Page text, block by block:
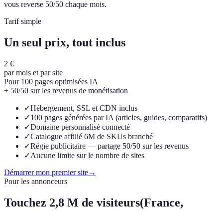
vous reverse 50/50 chaque mois.
Tarif simple
Un seul prix, tout inclus
2 €
par mois et par site
Pour 100 pages optimisées IA
+ 50/50 sur les revenus de monétisation
✓Hébergement, SSL et CDN inclus
✓100 pages générées par IA (articles, guides, comparatifs)
✓Domaine personnalisé connecté
✓Catalogue affilié 6M de SKUs branché
✓Régie publicitaire — partage 50/50 sur les revenus
✓Aucune limite sur le nombre de sites
Démarrer mon premier site→
Pour les annonceurs
Touchez 2,8 M de visiteurs(France,